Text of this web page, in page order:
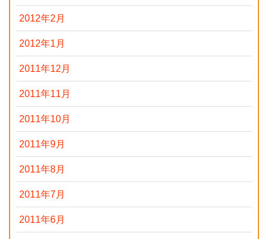
2012年2月
2012年1月
2011年12月
2011年11月
2011年10月
2011年9月
2011年8月
2011年7月
2011年6月